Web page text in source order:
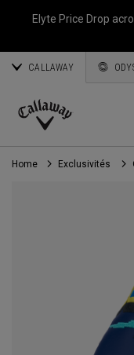
Elyte Price Drop
CALLAWAY
Callaway
Golf
Home Exclusivités